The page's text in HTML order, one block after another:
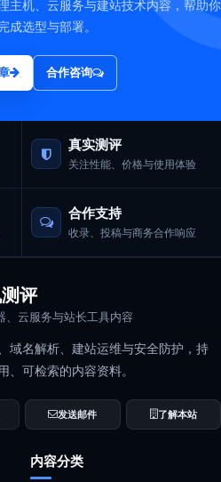
主机、云服务与建站技术内容，帮助你
成选型与部署。
合作咨询
真实测评
关注性能、价格与使用体验
合作支持
收录、投稿与商务合作响应
评
、云服务与站长工具内容
域名解析、建站运维与安全防护，持
、可检索的内容资料。
发送邮件 了解本站
内容分类